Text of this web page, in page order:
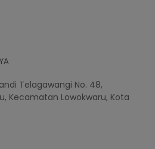
Telagawangi No. 48,
Kecamatan Lowokwaru, Kota